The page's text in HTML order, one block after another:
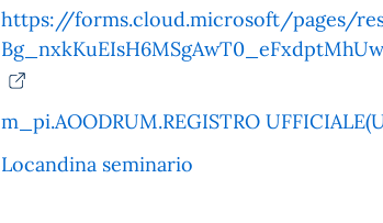
https://forms.cloud.microsoft/pages/
m_pi.AOODRUM.REGISTRO
Locandina seminario